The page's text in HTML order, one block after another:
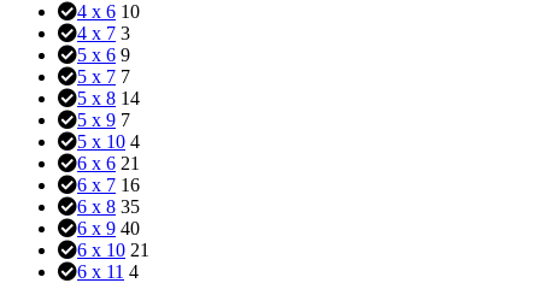
4 x 6 10
4 x 7 3
5 x 6 9
5 x 7 7
5 x 8 14
5 x 9 7
5 x 10 4
6 x 6 21
6 x 7 16
6 x 8 35
6 x 9 40
6 x 10 21
6 x 11 4